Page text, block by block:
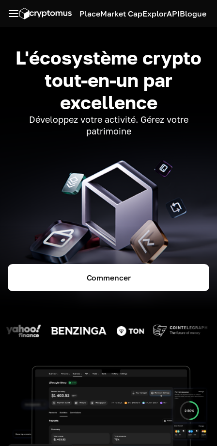
PlaceMarket CapExplorAPIBlogue
L'écosystème crypto
tout-en-un par
excellence
Développez votre activité. Gérez votre
patrimoine
Commencer